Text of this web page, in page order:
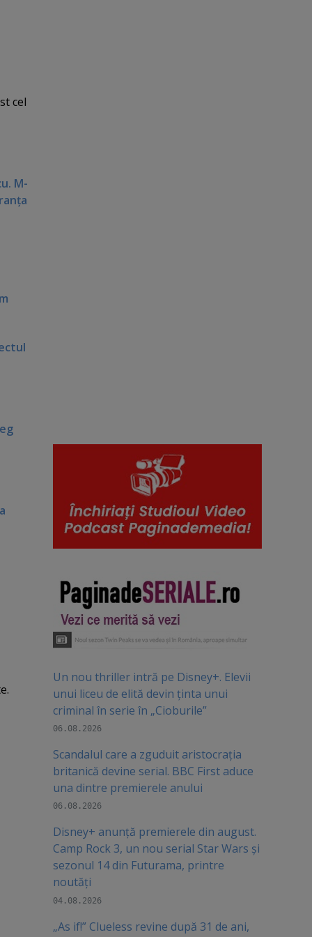
cel
M-
Un nou thriller intră pe Disney+. Elevii
unui liceu de elită devin ținta unui
criminal în serie în „Cioburile”
06.08.2026
Scandalul care a zguduit aristocrația
britanică devine serial. BBC First aduce
una dintre premierele anului
06.08.2026
Disney+ anunță premierele din august.
Camp Rock 3, un nou serial Star Wars și
sezonul 14 din Futurama, printre
noutăți
04.08.2026
„As if!” Clueless revine după 31 de ani,